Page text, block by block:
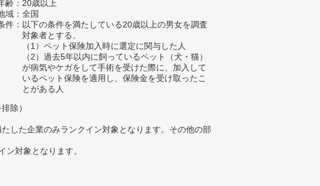
齢：20歳以上
域：全国
件：以下の条件を満たしている20歳以上の男女を調査
対象者とする。
（1）ペット保険加入時に選定に関与した人
（2）過去5年以内に飼っているペット（犬・猫）
が病気やケガをして手術を受けた際に、加入して
いるペット保険を適用し、保険金を受け取ったこ
とがある人
除）
した企業のみランクイン対象となります。その他の部
対象となります。